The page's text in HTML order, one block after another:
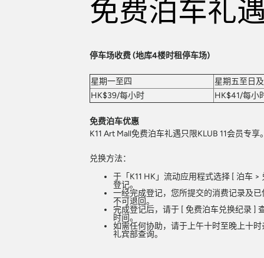
免费泊车礼
停车场收费 (地库4楼时租停车场)
星期一至四
星期五至日
HK$39/每小时
HK$41/每小
免费泊车优惠
K11 Art Mall免费泊车礼遇只限KLUB 11会员专享
兑换方法：
于「K11 HK」流动应用程式选择 [ 泊车 >
登记。
一经完成登记，您所提交的消费记录及
不可退回。
完成登记后，请于 [ 免费泊车兑换纪录 ]
时间。
如需任何协助，请于上午十时至晚上十时
礼宾部查询。